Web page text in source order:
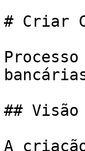
# Criar
## Visão
A